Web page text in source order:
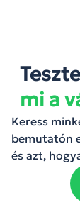
mi a
Keress
bemutatón
és azt,